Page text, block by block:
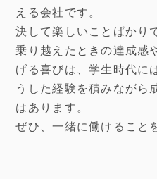
える会社です。
決して楽しいことばかり
乗り越えたときの達成感
げる喜びは、学生時代に
うした経験を積みながら
はあります。
ぜひ、一緒に働けること